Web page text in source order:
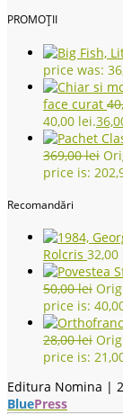
PROMOȚII
price was:
face curat
40,00 lei.
369,00lei
price is:
Recomandări
Rolcris 32,00
50,00lei
price is:
28,00lei
price is:
Editura Nomina |
BluePress